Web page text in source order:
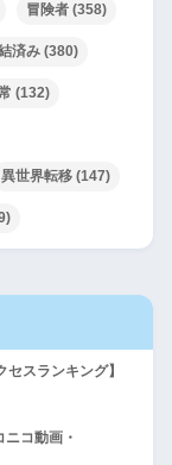
冒険者 (358)
済み (380)
(132)
異世界転移 (147)
スランキング】
コ動画・